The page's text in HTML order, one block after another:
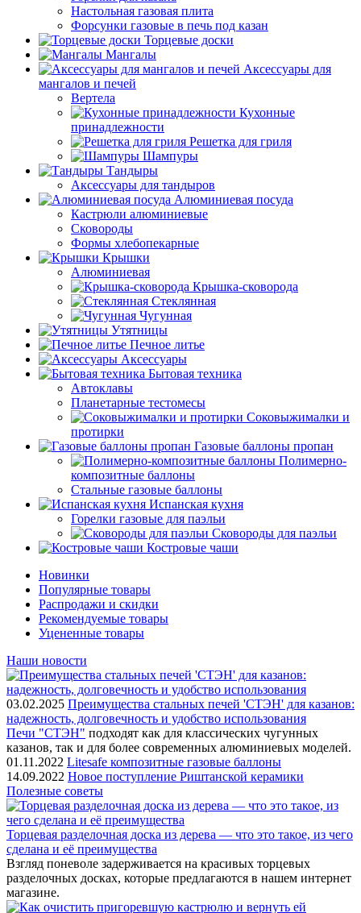
Настольная газовая плита
Форсунки газовые в печь под казан
Торцевые доски
Мангалы
Аксессуары для
мангалов и печей
Вертела
Кухонные
принадлежности
Решетка для гриля
Шампуры
Тандыры
Аксессуары для тандыров
Алюминиевая посуда
Кастрюли алюминиевые
Сковороды
Формы хлебопекарные
Крышки
Алюминиевая
Крышка-сковорода
Стеклянная
Чугунная
Утятницы
Печное литье
Аксессуары
Бытовая техника
Автоклавы
Планетарные тестомесы
Соковыжималки и
протирки
Газовые баллоны пропан
Полимерно-
композитные баллоны
Стальные газовые баллоны
Испанская кухня
Горелки газовые для паэльи
Сковороды для паэльи
Костровые чаши
Новинки
Популярные товары
Распродажи и скидки
Рекомендуемые товары
Уцененные товары
Наши новости
03.02.2025 Преимущества стальных печей 'СТЭН' для казанов:
надежность, долговечность и удобство использования
Печи "СТЭН" подходят как для классических чугунных
казанов, так и для более современных алюминиевых моделей.
01.11.2022 Litesafe композитные газовые баллоны
14.09.2022 Новое поступление Риштанской керамики
Полезные советы
Торцевая разделочная доска из дерева — что это такое, из чего
сделана и её преимущества
Взгляд поневоле задерживается на красивых торцевых
разделочных досках, которые предлагаются в нашем интернет
магазине.